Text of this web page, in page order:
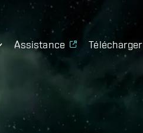
Assistance Télécharger